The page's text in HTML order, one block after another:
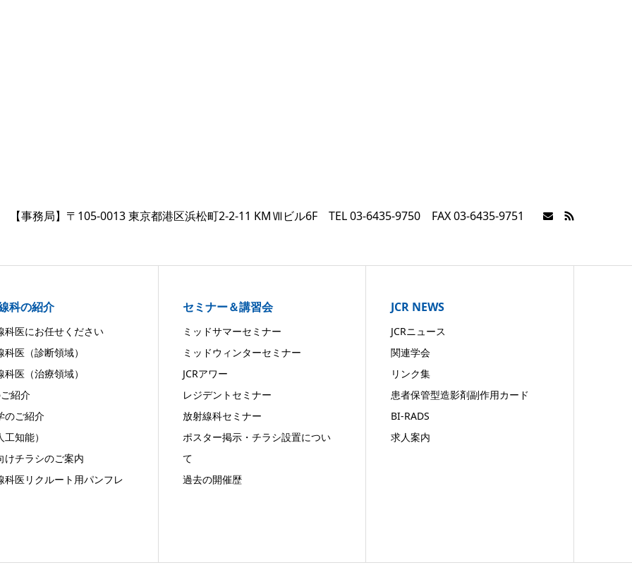
【事務局】〒105-0013 東京都港区浜松町2-2-11 KMⅦビル6F TEL 03-6435-9750 FAX 03-6435-9751
科の紹介
科医にお任せください
科医（診断領域）
科医（治療領域）
紹介
のご紹介
知能）
けチラシのご案内
科医リクルート用パンフレ
セミナー＆講習会
ミッドサマーセミナー
ミッドウィンターセミナー
JCRアワー
レジデントセミナー
放射線科セミナー
ポスター掲示・チラシ設置につい
て
過去の開催歴
JCR NEWS
JCRニュース
関連学会
リンク集
患者保管型造影剤副作用カード
BI-RADS
求人案内